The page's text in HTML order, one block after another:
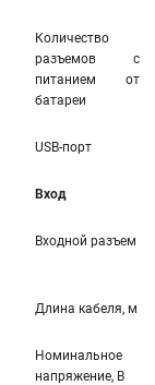
Количество
разъемов с
питанием от
батареи
USB-порт
Вход
Входной разъем
Длина кабеля, м
Номинальное
напряжение, В